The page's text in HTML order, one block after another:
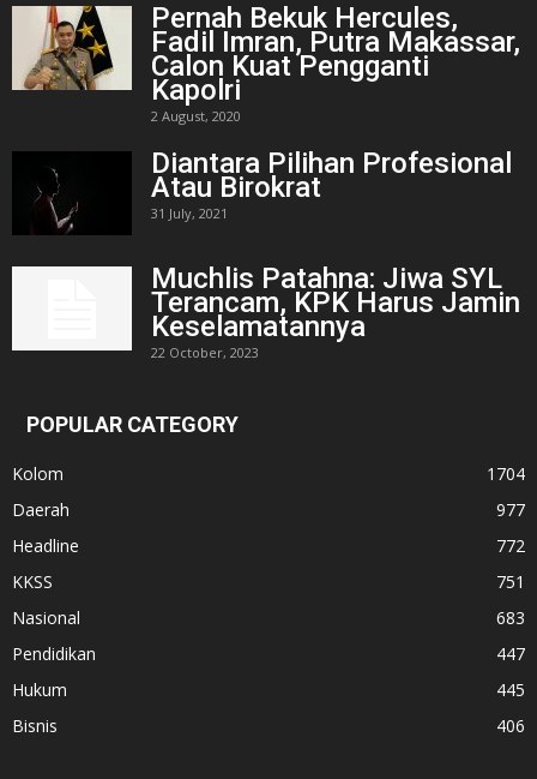
Pernah Bekuk Hercules,
Fadil Imran, Putra Makassar,
Calon Kuat Pengganti
Kapolri
2 August, 2020
Diantara Pilihan Profesional
Atau Birokrat
31 July, 2021
Muchlis Patahna: Jiwa SYL
Terancam, KPK Harus Jamin
Keselamatannya
22 October, 2023
POPULAR CATEGORY
Kolom
1704
Daerah
977
Headline
772
KKSS
751
Nasional
683
Pendidikan
447
Hukum
445
Bisnis
406